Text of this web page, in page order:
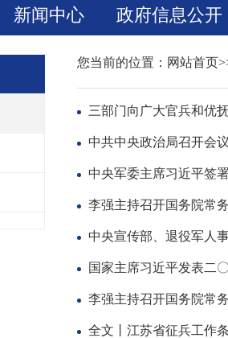
新闻中心 政府信息公开
您当前的位置： 网站首页
三部门向广大官兵和优
中共中央政治局召开会
中央军委主席习近平签
李强主持召开国务院常
中央宣传部、退役军人
国家主席习近平发表二
李强主持召开国务院常
全文丨江苏省征兵工作